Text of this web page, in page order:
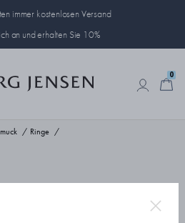
immer kostenlosen Versand
an und erhalten Sie 10%
0
Ringe